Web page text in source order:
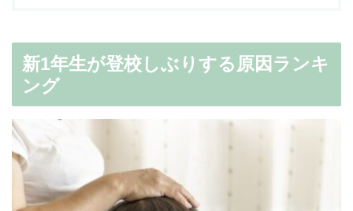
新1年生が登校しぶりする原因ランキ
ング